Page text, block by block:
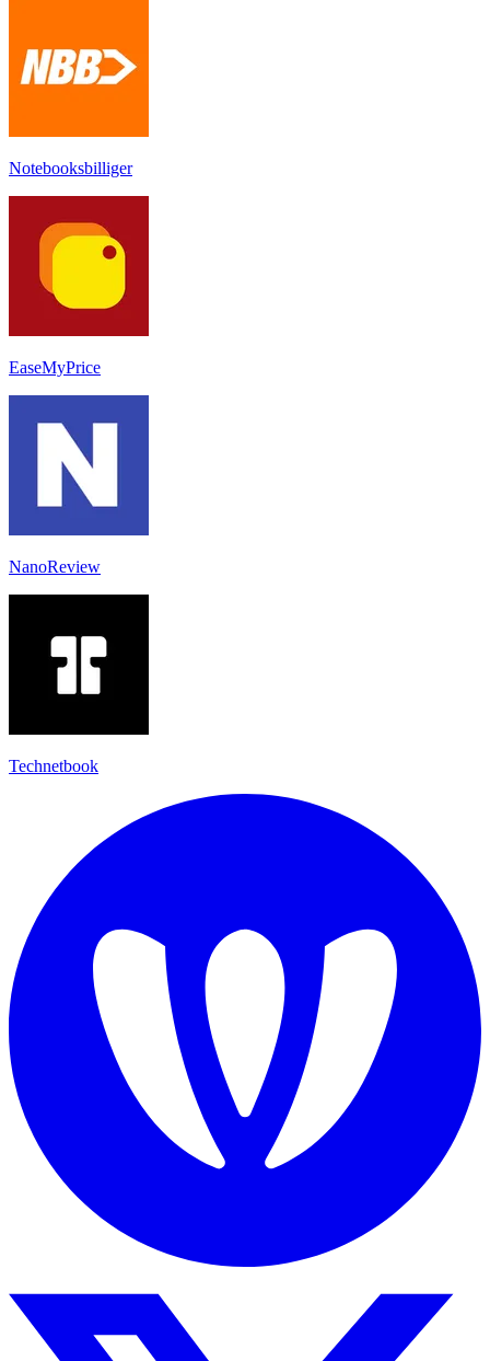
Notebooksbilliger
EaseMyPrice
NanoReview
Technetbook